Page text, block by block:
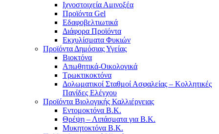
Ιχνοστοιχεία Αμινοξέα
Προϊόντα Gel
Εδαφοβελτιωτικά
Διάφορα Προϊόντα
Εκχυλίσματα Φυκιών
Προϊόντα Δημόσιας Υγείας
Βιοκτόνα
Απωθητικά-Οικολογικά
Τρωκτικοκτόνα
Δολωματικοί Σταθμοί Ασφαλείας – Κολλητικές
Παγίδες Ελέγχου
Προϊόντα Βιολογικής Καλλιέργειας
Εντομοκτόνα Β.Κ.
Θρέψη – Λιπάσματα για Β.Κ.
Μυκητοκτόνα Β.Κ.